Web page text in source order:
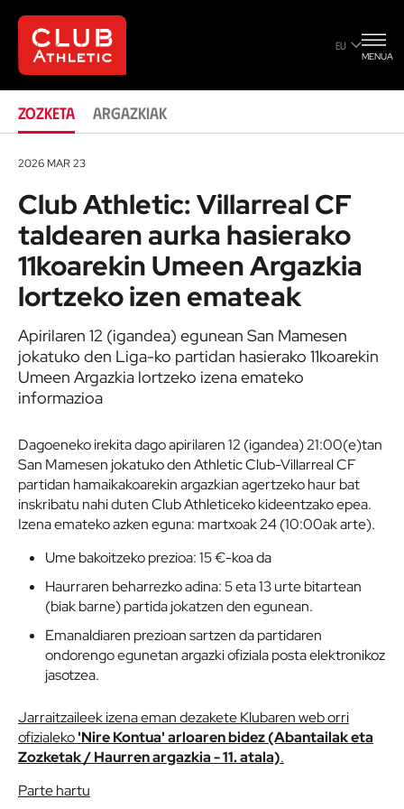
EU
MENUA
lortzeko izen emateak
ZOZKETA ARGAZKIAK
2026 MAR 23
Club Athletic: Villarreal CF
taldearen aurka hasierako
11koarekin Umeen Argazkia
lortzeko izen emateak
Apirilaren 12 (igandea) egunean San Mamesen
jokatuko den Liga-ko partidan hasierako 11koarekin
Umeen Argazkia lortzeko izena emateko
informazioa
Dagoeneko irekita dago apirilaren 12 (igandea) 21:00(e)tan
San Mamesen jokatuko den Athletic Club-Villarreal CF
partidan hamaikakoarekin argazkian agertzeko haur bat
inskribatu nahi duten Club Athleticeko kideentzako epea.
Izena emateko azken eguna: martxoak 24 (10:00ak arte).
Ume bakoitzeko prezioa: 15 €-koa da
Haurraren beharrezko adina: 5 eta 13 urte bitartean
(biak barne) partida jokatzen den egunean.
Emanaldiaren prezioan sartzen da partidaren
ondorengo egunetan argazki ofiziala posta elektronikoz
jasotzea.
Jarraitzaileek izena eman dezakete Klubaren web orri
ofizialeko'Nire Kontua' arloaren bidez (Abantailak eta
Zozketak / Haurren argazkia - 11. atala).
Parte hartu